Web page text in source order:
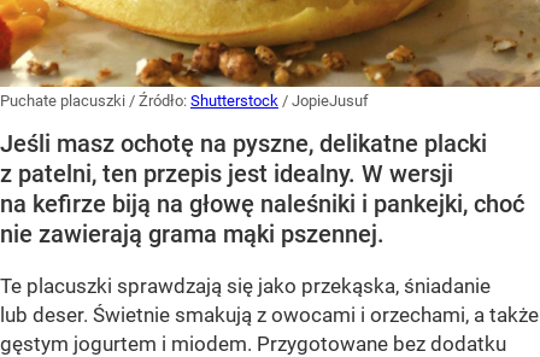
Puchate placuszki / Źródło: Shutterstock / JopieJusuf
Jeśli masz ochotę na pyszne, delikatne placki
z patelni, ten przepis jest idealny. W wersji
na kefirze biją na głowę naleśniki i pankejki, choć
nie zawierają grama mąki pszennej.
Te placuszki sprawdzają się jako przekąska, śniadanie
lub deser. Świetnie smakują z owocami i orzechami, a także
gęstym jogurtem i miodem. Przygotowane bez dodatku